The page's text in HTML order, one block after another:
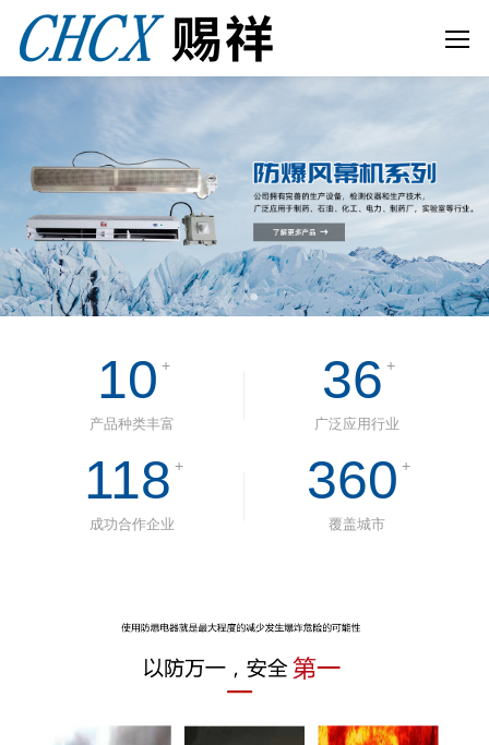
10 +
产品种类丰富
36 +
广泛应用行业
118 +
成功合作企业
360 +
覆盖城市